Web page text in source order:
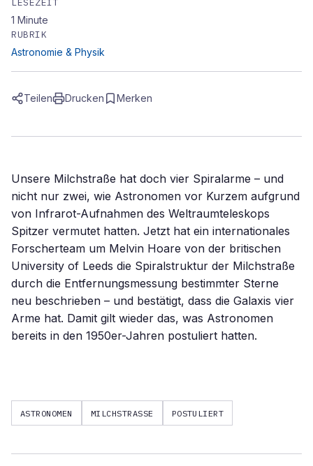
LESEZEIT
1 Minute
RUBRIK
Astronomie & Physik
Teilen Drucken Merken
Unsere Milchstraße hat doch vier Spiralarme – und
nicht nur zwei, wie Astronomen vor Kurzem aufgrund
von Infrarot-Aufnahmen des Weltraumteleskops
Spitzer vermutet hatten. Jetzt hat ein internationales
Forscherteam um Melvin Hoare von der britischen
University of Leeds die Spiralstruktur der Milchstraße
durch die Entfernungsmessung bestimmter Sterne
neu beschrieben – und bestätigt, dass die Galaxis vier
Arme hat. Damit gilt wieder das, was Astronomen
bereits in den 1950er-Jahren postuliert hatten.
ASTRONOMEN MILCHSTRASSE POSTULIERT